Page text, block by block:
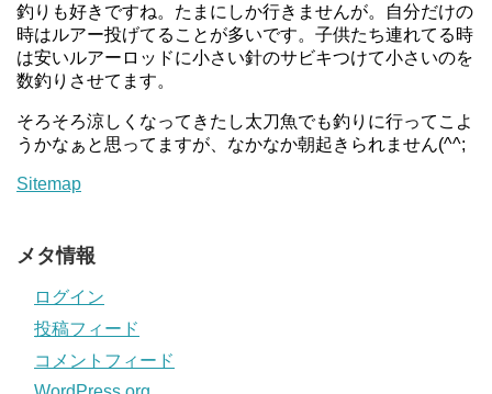
釣りも好きですね。たまにしか行きませんが。自分だけの
時はルアー投げてることが多いです。子供たち連れてる時
は安いルアーロッドに小さい針のサビキつけて小さいのを
数釣りさせてます。
そろそろ涼しくなってきたし太刀魚でも釣りに行ってこよ
うかなぁと思ってますが、なかなか朝起きられません(^^;
Sitemap
メタ情報
ログイン
投稿フィード
コメントフィード